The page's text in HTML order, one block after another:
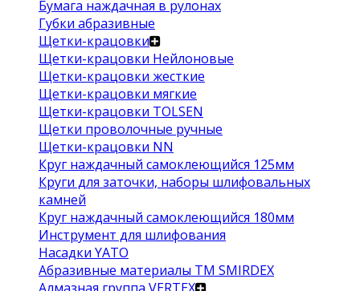
Бумага наждачная в рулонах
Губки абразивные
Щетки-крацовки
Щетки-крацовки Нейлоновые
Щетки-крацовки жесткие
Щетки-крацовки мягкие
Щетки-крацовки TOLSEN
Щетки проволочные ручные
Щетки-крацовки NN
Круг наждачный самоклеющийся 125мм
Круги для заточки, наборы шлифовальных
камней
Круг наждачный самоклеющийся 180мм
Инструмент для шлифования
Насадки YATO
Абразивные материалы ТМ SMIRDEX